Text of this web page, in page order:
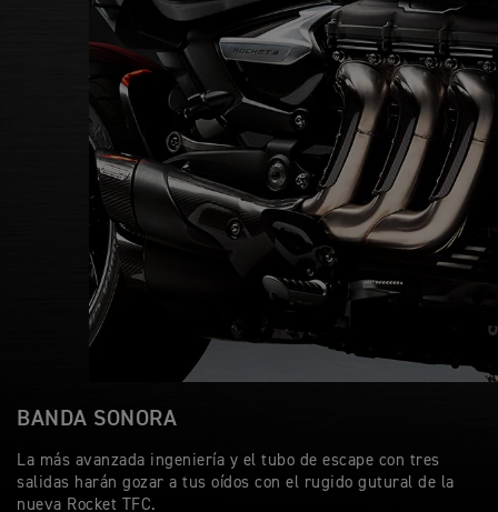
BANDA SONORA
La más avanzada ingeniería y el tubo de escape con tres
salidas harán gozar a tus oídos con el rugido gutural de la
nueva Rocket TFC.